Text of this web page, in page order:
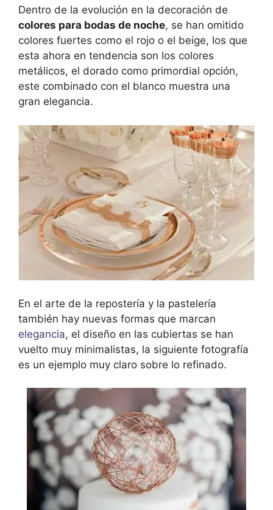
Dentro de la evolución en la decoración de
colores para bodas de noche, se han omitido
colores fuertes como el rojo o el beige, los que
esta ahora en tendencia son los colores
metálicos, el dorado como primordial opción,
este combinado con el blanco muestra una
gran elegancia.
En el arte de la repostería y la pastelería
también hay nuevas formas que marcan
elegancia, el diseño en las cubiertas se han
vuelto muy minimalistas, la siguiente fotografía
es un ejemplo muy claro sobre lo refinado.